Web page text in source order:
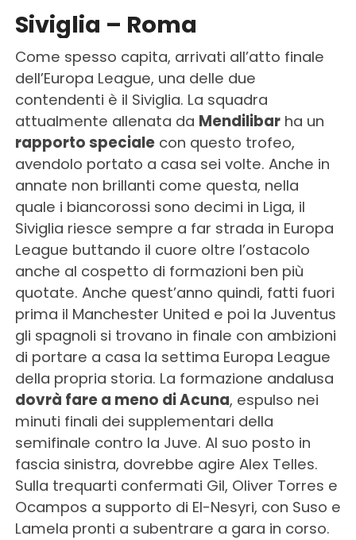
Siviglia – Roma
Come spesso capita, arrivati all’atto finale
dell’Europa League, una delle due
contendenti è il Siviglia. La squadra
attualmente allenata da Mendilibarha un
rapporto specialecon questo trofeo,
avendolo portato a casa sei volte. Anche in
annate non brillanti come questa, nella
quale i biancorossi sono decimi in Liga, il
Siviglia riesce sempre a far strada in Europa
League buttando il cuore oltre l’ostacolo
anche al cospetto di formazioni ben più
quotate. Anche quest’anno quindi, fatti fuori
prima il Manchester United e poi la Juventus
gli spagnoli si trovano in finale con ambizioni
di portare a casa la settima Europa League
della propria storia. La formazione andalusa
dovrà fare a meno di Acuna, espulso nei
minuti finali dei supplementari della
semifinale contro la Juve. Al suo posto in
fascia sinistra, dovrebbe agire Alex Telles.
Sulla trequarti confermati Gil, Oliver Torres e
Ocampos a supporto di El-Nesyri, con Suso e
Lamela pronti a subentrare a gara in corso.